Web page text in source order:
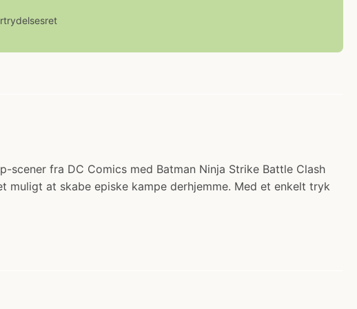
scener fra DC Comics med Batman Ninja Strike Battle Clash
at skabe episke kampe derhjemme. Med et enkelt tryk